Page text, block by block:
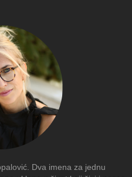
Dva imena za jednu